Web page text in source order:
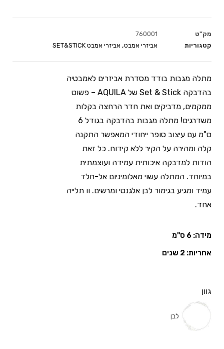
מק"ט
760001
קטגוריות
אביזרי אמבט, אביזרי אמבט SET&STICK
מתלה מגבות בודד מסדרת אביזרים לאמבטיה
בהדבקה Set & Stick של AQUILA – פשוט
ממקמים, מדביקים ואת חדר הרחצה בקלות
משדרגים! מתלה מגבות בהדבקה בגודל 6
ס"מ עם עיצוב סופר ייחודי המאפשר התקנה
קלה ומהירה על הקיר ללא קידוח. כל זאת
הודות למדבקה איכותית עמידה ועוצמתית
במיוחד. המתלה עשוי מאלומיניום אל-חלד
עמיד ומגיע בגימור לבן אלגנטי ומרשים. וו תלייה
אחד.
מידה: 6 ס"מ
אחריות: 2 שנים
גוון
לבן